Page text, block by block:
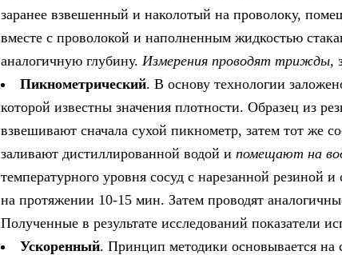
заранее взвешенный и наколотый на проволоку,
вместе с проволокой и наполненным жидкостью
аналогичную глубину. Измерения проводят трижды,
Пикнометрический. В основу технологии
которой известны значения плотности. Образец из
взвешивают сначала сухой пикнометр, затем тот же
заливают дистиллированной водой и помещают на
температурного уровня сосуд с нарезанной резиной
на протяжении 10-15 мин. Затем проводят
Полученные в результате исследований показатели
Ускоренный. Принцип методики основывается на